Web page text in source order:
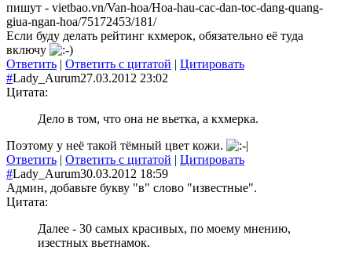
пишут - vietbao.vn/Van-hoa/Hoa-hau-cac-dan-toc-dang-quang-
giua-ngan-hoa/75172453/181/
Если буду делать рейтинг кхмерок, обязательно её туда
включу
Ответить | Ответить с цитатой | Цитировать
#Lady_Aurum27.03.2012 23:02
Цитата:
Дело в том, что она не вьетка, а кхмерка.
Поэтому у неё такой тёмный цвет кожи.
Ответить | Ответить с цитатой | Цитировать
#Lady_Aurum30.03.2012 18:59
Админ, добавьте букву "в" слово "известные".
Цитата:
Далее - 30 самых красивых, по моему мнению,
изестных вьетнамок.